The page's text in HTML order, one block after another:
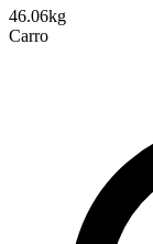
46.06kg
Carro